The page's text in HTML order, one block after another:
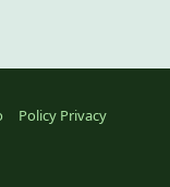
Policy Privacy